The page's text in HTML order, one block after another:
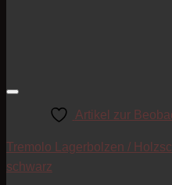
Artikel zur
Tremolo Lagerbolzen /
schwarz